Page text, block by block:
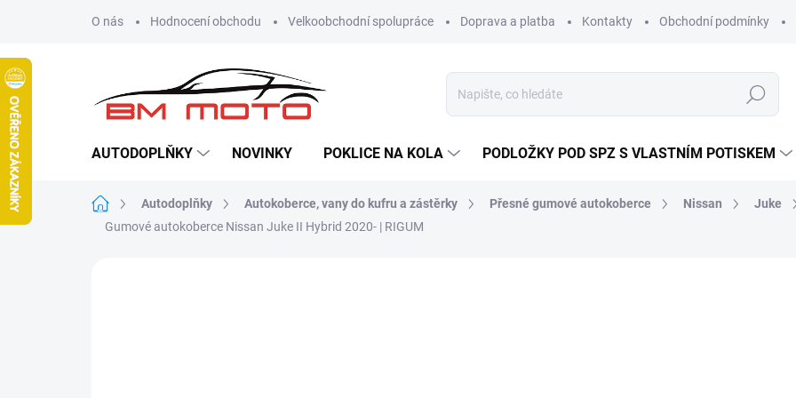
O nás Hodnocení obchodu Velkoobchodní spolupráce Doprava a platba Kontakty Obchodní podmínky
Hledat
AUTODOPLŇKY NOVINKY POKLICE NA KOLA PODLOŽKY POD SPZ S VLASTNÍM POTISKEM
Domů Autodoplňky Autokoberce, vany do kufru a zástěrky Přesné gumové autokoberce Nissan Juke
Gumové autokoberce Nissan Juke II Hybrid 2020- | RIGUM